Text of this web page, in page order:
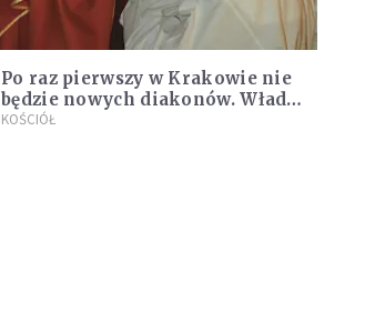
Po raz pierwszy w Krakowie nie
będzie nowych diakonów. Władze
seminarium zabrały głos
KOŚCIÓŁ